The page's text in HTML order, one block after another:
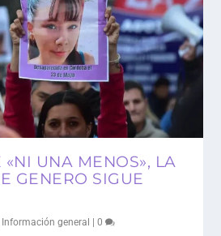
«NI UNA MENOS», LA
GENERO SIGUE
Información general |0